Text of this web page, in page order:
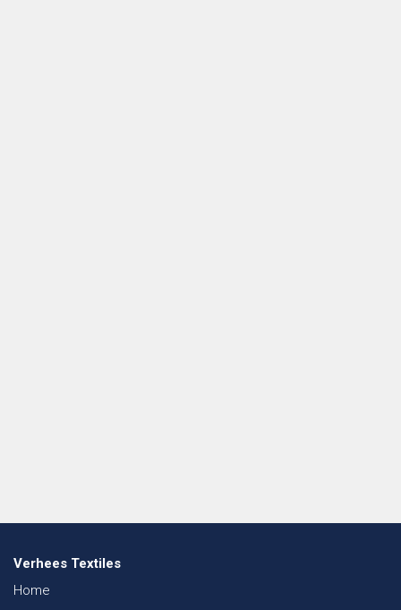
Verhees Textiles
Home